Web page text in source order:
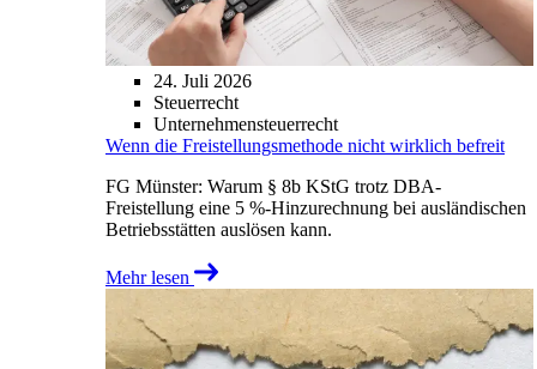
24. Juli 2026
Steuerrecht
Unternehmensteuerrecht
Wenn die Freistellungsmethode nicht wirklich befreit
FG Münster: Warum § 8b KStG trotz DBA-
Freistellung eine 5 %-Hinzurechnung bei ausländischen
Betriebsstätten auslösen kann.
Mehr lesen